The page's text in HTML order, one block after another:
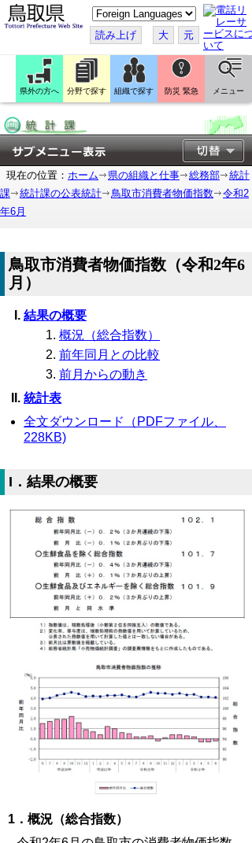
こ
の
ペ
ー
ジ
翻
訳
す
読み上げ 大 元
県外の方へ 分野で探す 組織で探す 防災 緊急 メニュー
現在の位置： ホーム 県の組織と仕事 総務部
統計
課
統計課の公表統計 鳥取市消費者物価指数
令和2
年6月
鳥取市消費者物価指数（令和2年6
月）
結果の概要
概況（総合指数）
前年同月との比較
前月からの動き
統計表
全文ダウンロード（PDFファイル、
228KB)
I．結果の概要
1．概況（総合指数）